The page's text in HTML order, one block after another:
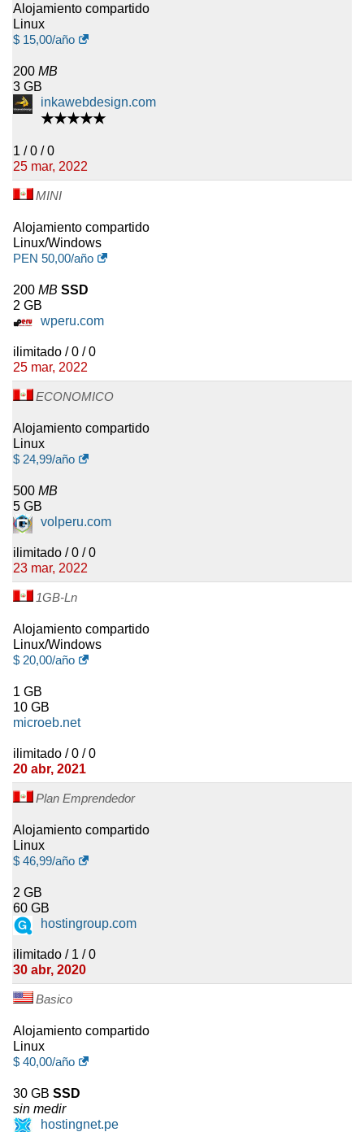
Alojamiento compartido
Linux
$ 15,00/año
200 MB
3 GB
inkawebdesign.com
★★★★★
1 / 0 / 0
25 mar, 2022
MINI
Alojamiento compartido
Linux/Windows
PEN 50,00/año
200 MB SSD
2 GB
wperu.com
ilimitado / 0 / 0
25 mar, 2022
ECONOMICO
Alojamiento compartido
Linux
$ 24,99/año
500 MB
5 GB
volperu.com
ilimitado / 0 / 0
23 mar, 2022
1GB-Ln
Alojamiento compartido
Linux/Windows
$ 20,00/año
1 GB
10 GB
microeb.net
ilimitado / 0 / 0
20 abr, 2021
Plan Emprendedor
Alojamiento compartido
Linux
$ 46,99/año
2 GB
60 GB
hostingroup.com
ilimitado / 1 / 0
30 abr, 2020
Basico
Alojamiento compartido
Linux
$ 40,00/año
30 GB SSD
sin medir
hostingnet.pe